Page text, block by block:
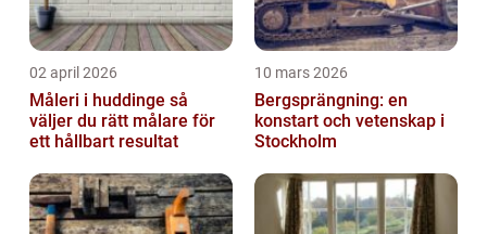
02 april 2026
Måleri i huddinge så
väljer du rätt målare för
ett hållbart resultat
10 mars 2026
Bergsprängning: en
konstart och vetenskap i
Stockholm